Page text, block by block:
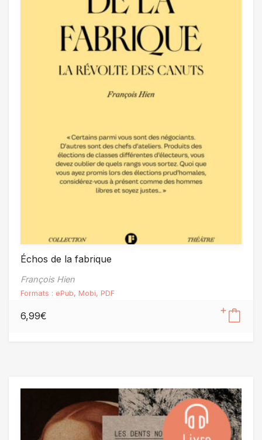
Échos de la fabrique
François Hien
Formats : ePub, Mobi, PDF
6,99€